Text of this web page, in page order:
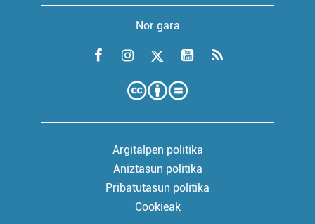
Nor gara
Argitalpen politika
Aniztasun politika
Pribatutasun politika
Cookieak